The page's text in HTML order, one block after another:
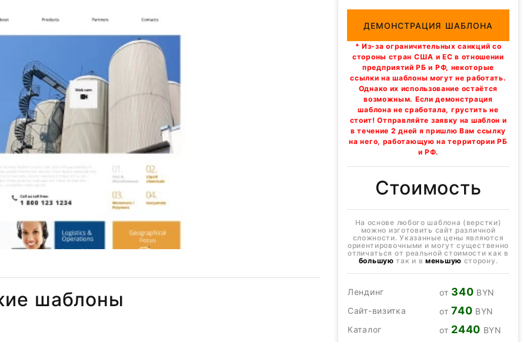
шаблоны
ДЕМОНСТРАЦИЯ ШАБЛОНА
* Из-за ограничительных санкций со
стороны стран США и ЕС в отношении
предприятий РБ и РФ, некоторые
ссылки на шаблоны могут не работать.
Однако их использование остаётся
возможным. Если демонстрация
шаблона не сработала, грустить не
стоит! Отправляйте заявку на шаблон и
в течение 2 дней я пришлю Вам ссылку
на него, работающую на территории РБ
и РФ.
Стоимость
На основе любого шаблона (верстки)
можно изготовить сайт различной
сложности. Указанные цены являются
ориентировочными и могут существенно
отличаться от реальной стоимости как в
большую так и в меньшую сторону.
Лендинг от 340 BYN
Сайт-визитка
от740 BYN
Каталог
от 2440 BYN